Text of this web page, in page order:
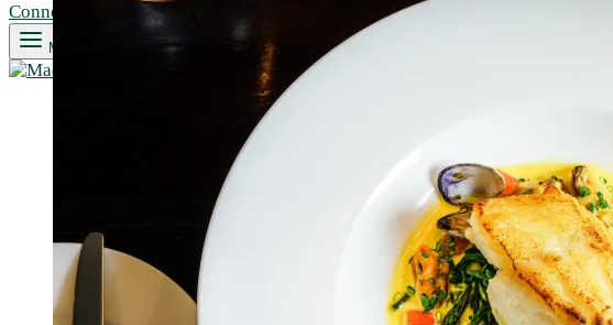
Connexion Search
Menu